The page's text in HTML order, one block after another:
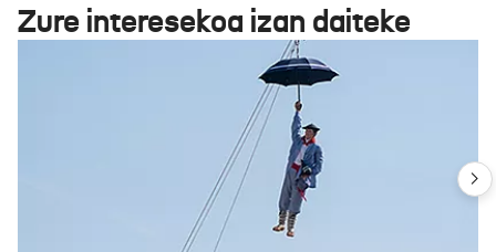
Zure interesekoa izan daiteke